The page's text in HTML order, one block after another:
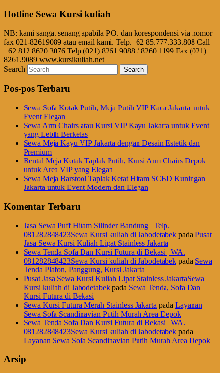
Hotline Sewa Kursi kuliah
NB: kami sangat senang apabila P.O. dan korespondensi via nomor
fax 021-82619089 atau email kami. Telp.+62 85.777.333.808 Call
+62 812.8620.3076 Telp (021) 8261.9088 / 8260.1199 Fax (021)
8261.9089 www.kursikuliah.net
Search
Pos-pos Terbaru
Sewa Sofa Kotak Putih, Meja Putih VIP Kaca Jakarta untuk
Event Elegan
Sewa Arm Chairs atau Kursi VIP Kayu Jakarta untuk Event
yang Lebih Berkelas
Sewa Meja Kayu VIP Jakarta dengan Desain Estetik dan
Premium
Rental Meja Kotak Taplak Putih, Kursi Arm Chairs Depok
untuk Area VIP yang Elegan
Sewa Meja Barstool Taplak Ketat Hitam SCBD Kuningan
Jakarta untuk Event Modern dan Elegan
Komentar Terbaru
Jasa Sewa Puff Hitam Silinder Bandung | Telp.
081282848423Sewa Kursi kuliah di Jabodetabek pada Pusat
Jasa Sewa Kursi Kuliah Lipat Stainless Jakarta
Sewa Tenda Sofa Dan Kursi Futura di Bekasi | WA.
081282848423Sewa Kursi kuliah di Jabodetabek pada Sewa
Tenda Plafon, Panggung, Kursi Jakarta
Pusat Jasa Sewa Kursi Kuliah Lipat Stainless JakartaSewa
Kursi kuliah di Jabodetabek pada Sewa Tenda, Sofa Dan
Kursi Futura di Bekasi
Sewa Kursi Futura Merah Stainless Jakarta pada Layanan
Sewa Sofa Scandinavian Putih Murah Area Depok
Sewa Tenda Sofa Dan Kursi Futura di Bekasi | WA.
081282848423Sewa Kursi kuliah di Jabodetabek pada
Layanan Sewa Sofa Scandinavian Putih Murah Area Depok
Arsip